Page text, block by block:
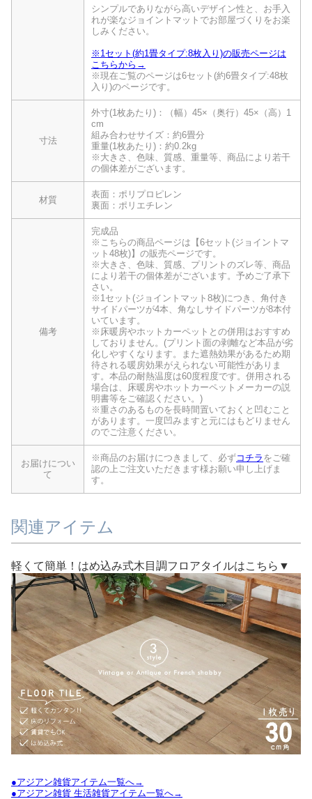
シンプルでありながら高いデザイン性と、お手入
れが楽なジョイントマットでお部屋づくりをお楽
しみください。
※1セット(約1畳タイプ:8枚入り)の販売ページは
こちらから→
※現在ご覧のページは6セット(約6畳タイプ:48枚
入り)のページです。
寸法
外寸(1枚あたり)：（幅）45×（奥行）45×（高）1
cm
組み合わせサイズ：約6畳分
重量(1枚あたり)：約0.2kg
※大きさ、色味、質感、重量等、商品により若干
の個体差がございます。
材質
表面：ポリプロピレン
裏面：ポリエチレン
備考
完成品
※こちらの商品ページは【6セット(ジョイントマ
ット48枚)】の販売ページです。
※大きさ、色味、質感、プリントのズレ等、商品
により若干の個体差がございます。予めご了承下
さい。
※1セット(ジョイントマット8枚)につき、角付き
サイドパーツが4本、角なしサイドパーツが8本付
いています。
※床暖房やホットカーペットとの併用はおすすめ
しておりません。(プリント面の剥離など本品が劣
化しやすくなります。また遮熱効果があるため期
待される暖房効果がえられない可能性がありま
す。本品の耐熱温度は60度程度です。併用される
場合は、床暖房やホットカーペットメーカーの説
明書等をご確認ください。)
※重さのあるものを長時間置いておくと凹むこと
があります。一度凹みますと元にはもどりません
のでご注意ください。
お届けについ
て
※商品のお届けにつきまして、必ずコチラ をご確
認の上ご注文いただきます様お願い申し上げま
す。
関連アイテム
軽くて簡単！はめ込み式木目調フロアタイルはこちら▼
●アジアン雑貨アイテム一覧へ→
●アジアン雑貨 生活雑貨アイテム一覧へ→